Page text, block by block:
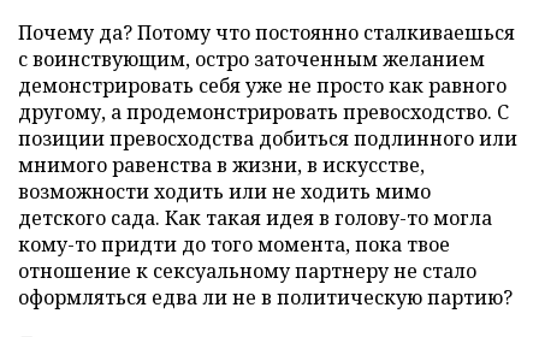
Почему да? Потому что постоянно сталкиваешься
с воинствующим, остро заточенным желанием
демонстрировать себя уже не просто как равного
другому, а продемонстрировать превосходство. С
позиции превосходства добиться подлинного или
мнимого равенства в жизни, в искусстве,
возможности ходить или не ходить мимо
детского сада. Как такая идея в голову-то могла
кому-то придти до того момента, пока твое
отношение к сексуальному партнеру не стало
оформляться едва ли не в политическую партию?